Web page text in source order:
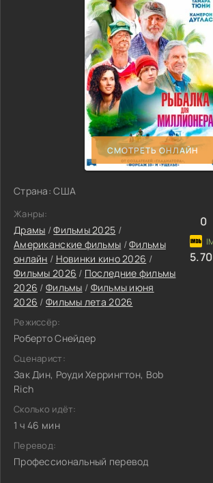
СМОТРЕТЬ ОНЛАЙН
Страна: США
Жанры:
Драмы /Фильмы 2025 /
Американские фильмы /Фильмы
онлайн / Новинки кино 2026 /
Фильмы 2026 / Последние фильмы
2026 / Фильмы / Фильмы июня
2026 / Фильмы лета 2026
Режиссёр:
Роберто Снейдер
Сценарист:
Зак Дин, Роуди Херрингтон, Bob
Rich
Сколько идёт:
1 ч 46 мин
Перевод:
Профессиональный перевод
0
5.70